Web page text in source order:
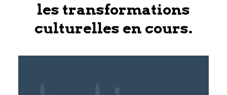
les transformations
culturelles en cours.